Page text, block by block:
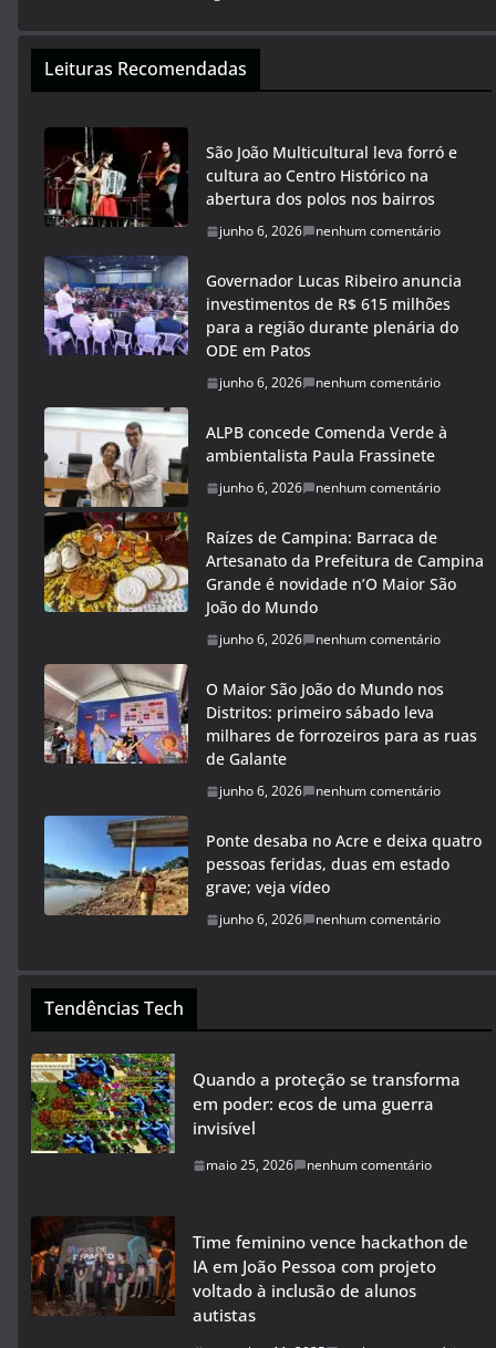
Leituras Recomendadas
São João Multicultural leva forró e
cultura ao Centro Histórico na
abertura dos polos nos bairros
junho 6, 2026 nenhum comentário
Governador Lucas Ribeiro anuncia
investimentos de R$ 615 milhões
para a região durante plenária do
ODE em Patos
junho 6, 2026 nenhum comentário
ALPB concede Comenda Verde à
ambientalista Paula Frassinete
junho 6, 2026 nenhum comentário
Raízes de Campina: Barraca de
Artesanato da Prefeitura de Campina
Grande é novidade n’O Maior São
João do Mundo
junho 6, 2026 nenhum comentário
O Maior São João do Mundo nos
Distritos: primeiro sábado leva
milhares de forrozeiros para as ruas
de Galante
junho 6, 2026 nenhum comentário
Ponte desaba no Acre e deixa quatro
pessoas feridas, duas em estado
grave; veja vídeo
junho 6, 2026 nenhum comentário
Tendências Tech
Quando a proteção se transforma
em poder: ecos de uma guerra
invisível
maio 25, 2026 nenhum comentário
Time feminino vence hackathon de
IA em João Pessoa com projeto
voltado à inclusão de alunos
autistas